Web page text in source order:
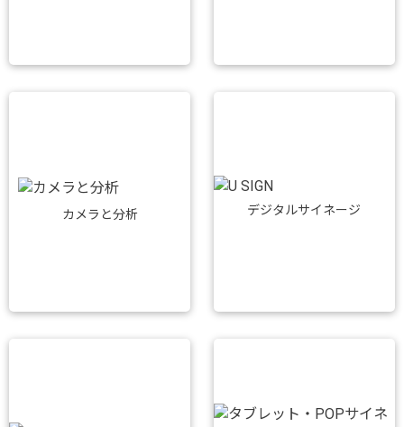
カメラと分析 デジタルサイネージ